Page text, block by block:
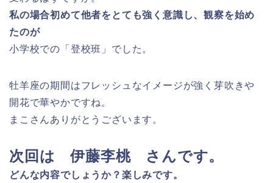
私の場合初めて他者をとても強く意識し、観察を始め
たのが
小学校での「登校班」でした。
牡羊座の期間はフレッシュなイメージが強く芽吹きや
開花で華やかですね。
まこさんありがとうございます。
次回は 伊藤李桃 さんです。
どんな内容でしょうか？楽しみです。